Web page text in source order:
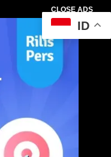
CLOSE ADS
ID